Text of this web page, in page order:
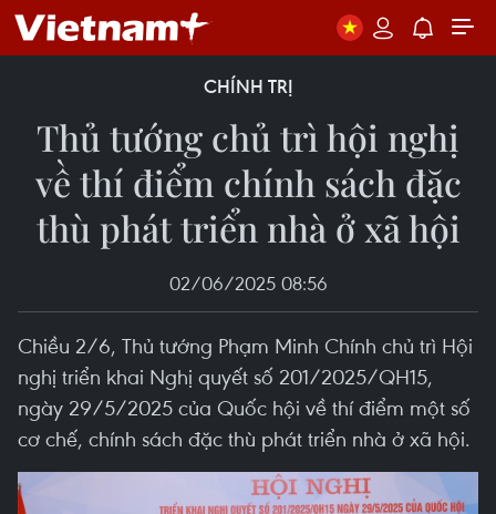
CHÍNH TRỊ
Thủ tướng chủ trì hội nghị
về thí điểm chính sách đặc
thù phát triển nhà ở xã hội
02/06/2025 08:56
Chiều 2/6, Thủ tướng Phạm Minh Chính chủ trì Hội
nghị triển khai Nghị quyết số 201/2025/QH15,
ngày 29/5/2025 của Quốc hội về thí điểm một số
cơ chế, chính sách đặc thù phát triển nhà ở xã hội.